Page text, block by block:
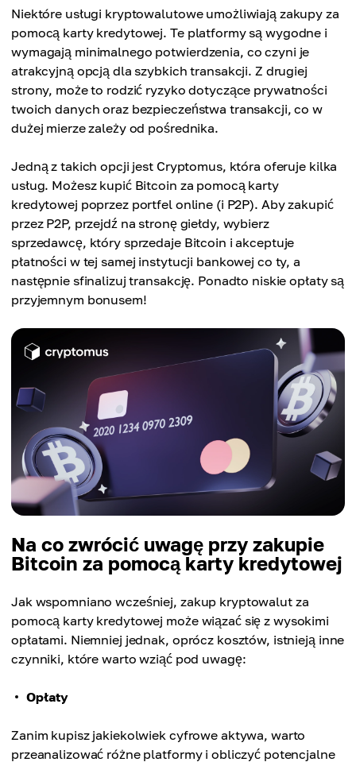
Niektóre usługi kryptowalutowe umożliwiają zakupy za
pomocą karty kredytowej. Te platformy są wygodne i
wymagają minimalnego potwierdzenia, co czyni je
atrakcyjną opcją dla szybkich transakcji. Z drugiej
strony, może to rodzić ryzyko dotyczące prywatności
twoich danych oraz bezpieczeństwa transakcji, co w
dużej mierze zależy od pośrednika.
Jedną z takich opcji jest Cryptomus, która oferuje kilka
usług. Możesz kupić Bitcoin za pomocą karty
kredytowej poprzez portfel online (i P2P). Aby zakupić
przez P2P, przejdź na stronę giełdy, wybierz
sprzedawcę, który sprzedaje Bitcoin i akceptuje
płatności w tej samej instytucji bankowej co ty, a
następnie sfinalizuj transakcję. Ponadto niskie opłaty są
przyjemnym bonusem!
Na co zwrócić uwagę przy zakupie
Bitcoin za pomocą karty kredytowej
Jak wspomniano wcześniej, zakup kryptowalut za
pomocą karty kredytowej może wiązać się z wysokimi
opłatami. Niemniej jednak, oprócz kosztów, istnieją inne
czynniki, które warto wziąć pod uwagę:
Opłaty
Zanim kupisz jakiekolwiek cyfrowe aktywa, warto
przeanalizować różne platformy i obliczyć potencjalne